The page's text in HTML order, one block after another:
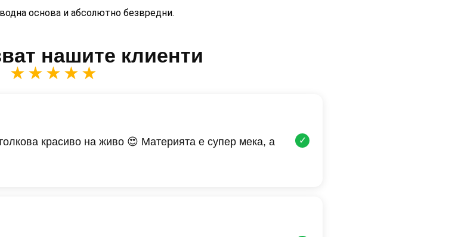
основа и абсолютно безвредни.
нашите клиенти
★★★★★
красиво на живо 😍 Материята е супер мека, а
✓